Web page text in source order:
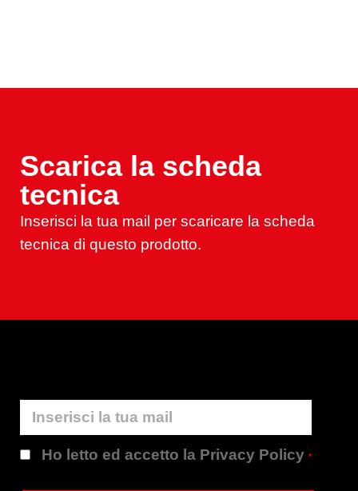
Scarica la scheda
tecnica
Inserisci la tua mail per scaricare la scheda
tecnica di questo prodotto.
Ho letto ed accetto la Privacy Policy*